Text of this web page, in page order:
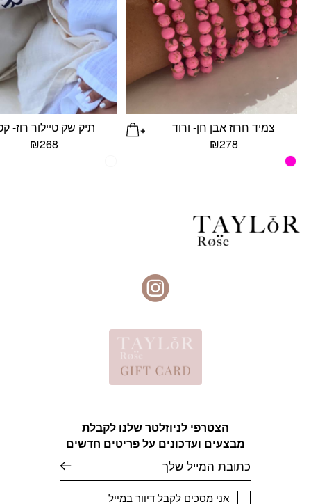
צמיד חרוז אבן חן- ורוד
₪278
תיק שק טיילור רוז-
₪268
הצטרפי לניוזלטר שלנו לקבלת
מבצעים ועדכונים על פריטים חדשים
אני מסכים לקבל דיוור במייל